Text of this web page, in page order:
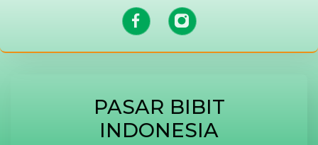
PASAR BIBIT
INDONESIA